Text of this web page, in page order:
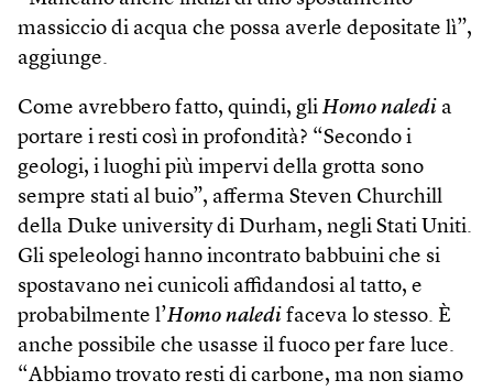
massiccio di acqua che possa averle depositate lì”,
aggiunge.
Come avrebbero fatto, quindi, gli Homo naledi a
portare i resti così in profondità? “Secondo i
geologi, i luoghi più impervi della grotta sono
sempre stati al buio”, afferma Steven Churchill
della Duke university di Durham, negli Stati Uniti.
Gli speleologi hanno incontrato babbuini che si
spostavano nei cunicoli affidandosi al tatto, e
probabilmente l’Homo naledi faceva lo stesso. È
anche possibile che usasse il fuoco per fare luce.
“Abbiamo trovato resti di carbone, ma non siamo